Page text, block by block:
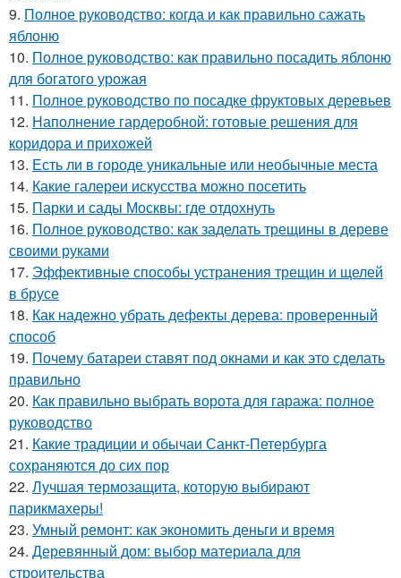
9. Полное руководство: когда и как правильно сажать
яблоню
10. Полное руководство: как правильно посадить яблоню
для богатого урожая
11. Полное руководство по посадке фруктовых деревьев
12. Наполнение гардеробной: готовые решения для
коридора и прихожей
13. Есть ли в городе уникальные или необычные места
14. Какие галереи искусства можно посетить
15. Парки и сады Москвы: где отдохнуть
16. Полное руководство: как заделать трещины в дереве
своими руками
17. Эффективные способы устранения трещин и щелей
в брусе
18. Как надежно убрать дефекты дерева: проверенный
способ
19. Почему батареи ставят под окнами и как это сделать
правильно
20. Как правильно выбрать ворота для гаража: полное
руководство
21. Какие традиции и обычаи Санкт-Петербурга
сохраняются до сих пор
22. Лучшая термозащита, которую выбирают
парикмахеры!
23. Умный ремонт: как экономить деньги и время
24. Деревянный дом: выбор материала для
строительства